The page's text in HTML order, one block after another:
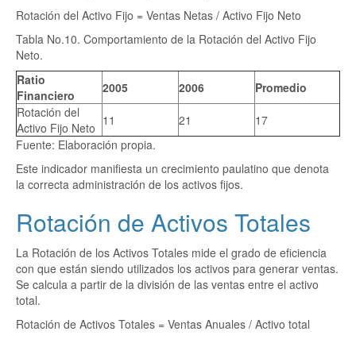
Rotación del Activo Fijo = Ventas Netas / Activo Fijo Neto
Tabla No.10. Comportamiento de la Rotación del Activo Fijo
Neto.
Ratio
Financiero
2005 2006
Promedio
Rotación del
Activo Fijo Neto 11 21
17
Fuente: Elaboración propia.
Este indicador manifiesta un crecimiento paulatino que denota
la correcta administración de los activos fijos.
Rotación de Activos Totales
La Rotación de los Activos Totales mide el grado de eficiencia
con que están siendo utilizados los activos para generar ventas.
Se calcula a partir de la división de las ventas entre el activo
total.
Rotación de Activos Totales = Ventas Anuales / Activo total